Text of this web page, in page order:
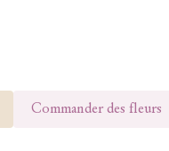
Commander des fleurs